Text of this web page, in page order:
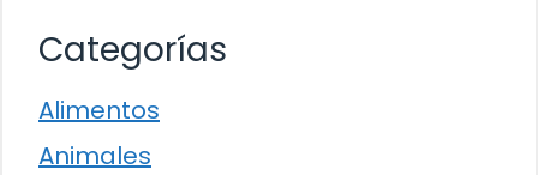
Categorías
Alimentos
Animales